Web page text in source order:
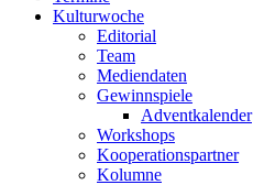
Kulturwoche
Editorial
Team
Mediendaten
Gewinnspiele
Adventkalender
Workshops
Kooperationspartner
Kolumne